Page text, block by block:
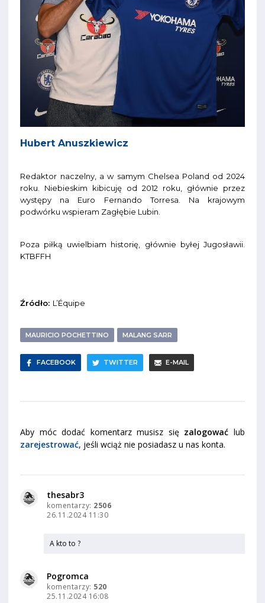
Hubert Anuszkiewicz
Redaktor naczelny, a w samym Chelsea Poland od 2024
roku. Niebieskim kibicuję od 2012 roku, głównie przez
występy na Euro Fernando Torresa. Na krajowym
podwórku wspieram Zagłębie Lubin.
Poza piłką uwielbiam historię, głównie byłej Jugosławii.
KTBFFH
Źródło: L’Équipe
MAURICIO POCHETTINO MALANG SARR
FACEBOOK TWITTER E-MAIL
Aby móc dodać komentarz musisz się zalogować lub
zarejestrować, jeśli wciąż nie posiadasz u nas konta.
thesabr3
komentarzy: 2506
26.11.2024 11:30
A kto to ?
Pogromca
komentarzy: 520
25.11.2024 16:08